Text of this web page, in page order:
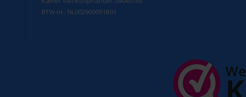
BTW-nr.: NL002909091B01